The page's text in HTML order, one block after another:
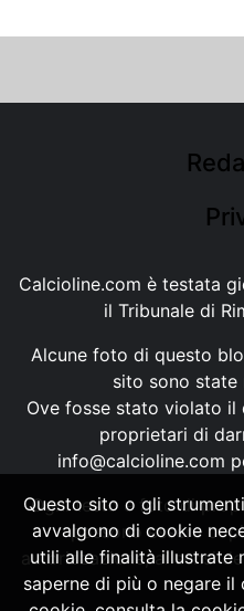
Calcioline.com è testata
il Tribunale di
Alcune foto di questo
sito sono state
Ove fosse stato violato
proprietari di
info@calcioline.com
Ogni testo e foto di
possono essere
autorizzazione, ai sensi
Questo sito o gli
avvalgono di cookie
utili alle finalità illustrate
saperne di più o negare